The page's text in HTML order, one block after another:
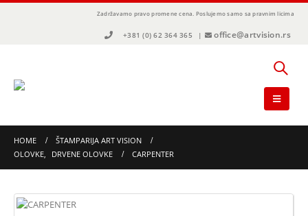
Zadržavamo pravo promene cena. Poslujemo samo sa pravnim licima
+381 (0) 62 364 365 | office@artvision.rs
HOME
ŠTAMPARIJA ART VISION
OLOVKE, DRVENE OLOVKE CARPENTER